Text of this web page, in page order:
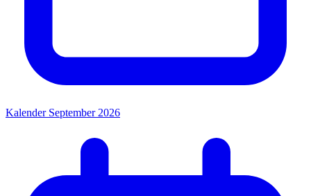
Kalender September 2026